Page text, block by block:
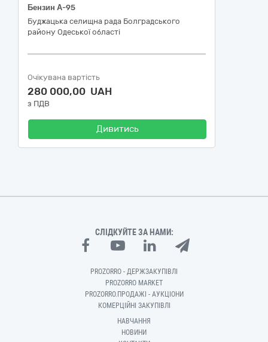
Бензин А-95
Буджацька селищна рада Болградського
району Одеської області
Очікувана вартість
280 000,00 UAH
з ПДВ
Дивитись
СЛІДКУЙТЕ ЗА НАМИ:
PROZORRO - ДЕРЖЗАКУПІВЛІ
PROZORRO MARKET
PROZORRO.ПРОДАЖІ - АУКЦІОНИ
КОМЕРЦІЙНІ ЗАКУПІВЛІ
НАВЧАННЯ
НОВИНИ